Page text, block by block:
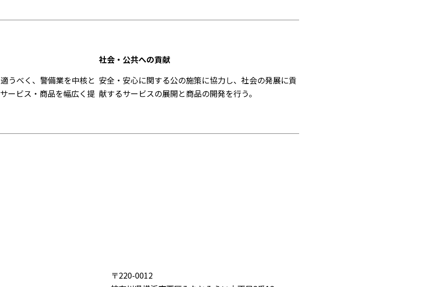
うべく、警備業を中核と
ービス・商品を幅広く提
社会・公共への貢献
安全・安心に関する公の施策に協力し、社会の発展に貢
献するサービスの展開と商品の開発を行う。
〒220-0012